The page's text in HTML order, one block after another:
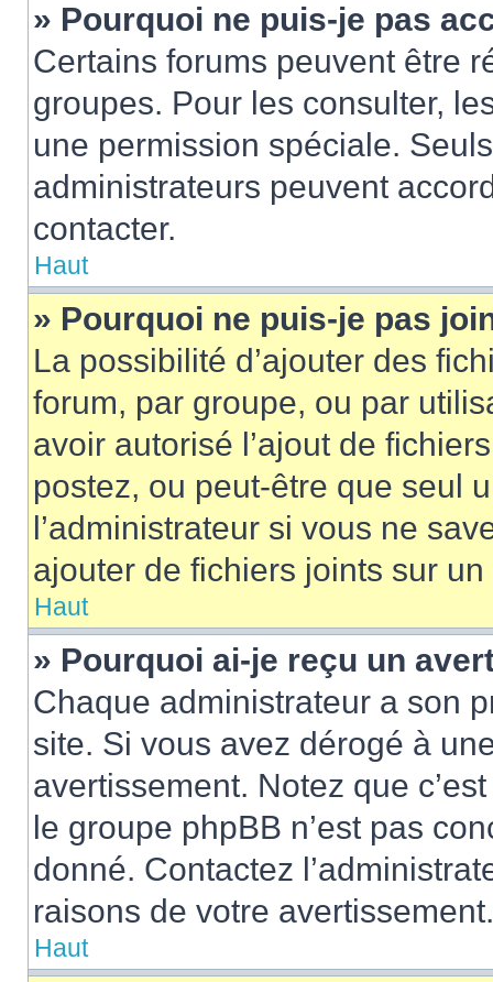
» Pourquoi ne puis-je pas
Certains forums peuvent être
groupes. Pour les consulter,
une permission spéciale.
administrateurs peuvent
contacter.
Haut
» Pourquoi ne puis-je pas
La possibilité d’ajouter des
forum, par groupe, ou par
avoir autorisé l’ajout de
postez, ou peut-être que seul
l’administrateur si vous ne
ajouter de fichiers joints sur un
Haut
» Pourquoi ai-je reçu un
Chaque administrateur a son
site. Si vous avez dérogé à
avertissement. Notez que
le groupe phpBB n’est pas
donné. Contactez
raisons de votre avertissement.
Haut